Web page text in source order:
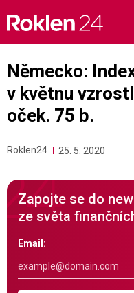
content
Německo:
v květnu
oček. 75 b.
Roklen24 25. 5. 2020
Zapojte se do
ze světa
Email: